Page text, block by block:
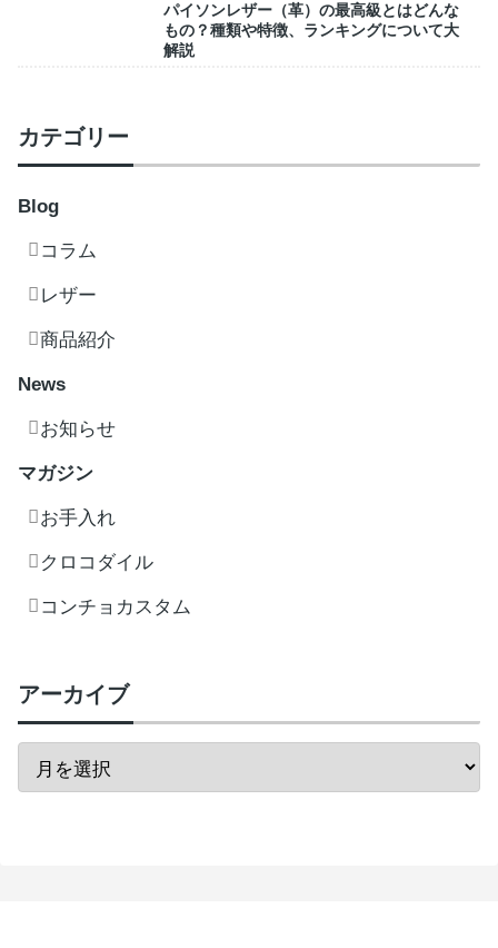
パイソンレザー（革）の最高級とはどんな
もの？種類や特徴、ランキングについて大
解説
カテゴリー
Blog
コラム
レザー
商品紹介
News
お知らせ
マガジン
お手入れ
クロコダイル
コンチョカスタム
アーカイブ